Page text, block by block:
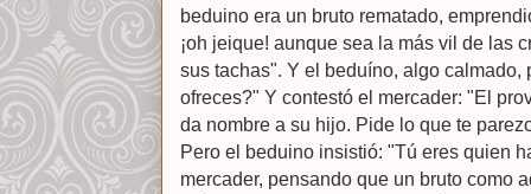
beduino era un bruto rematado,
¡oh jeique! aunque sea la más vil de las
sus tachas". Y el beduíno, algo calmado,
ofreces?" Y contestó el mercader: "El
da nombre a su hijo. Pide lo que te
Pero el beduino insistió: "Tú eres quien
mercader, pensando que un bruto como